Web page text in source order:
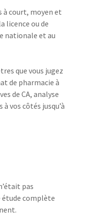
à court, moyen et
licence ou de
nationale et au
que vous jugez
de pharmacie à
de CA, analyse
vos côtés jusqu’à
pas
étude complète